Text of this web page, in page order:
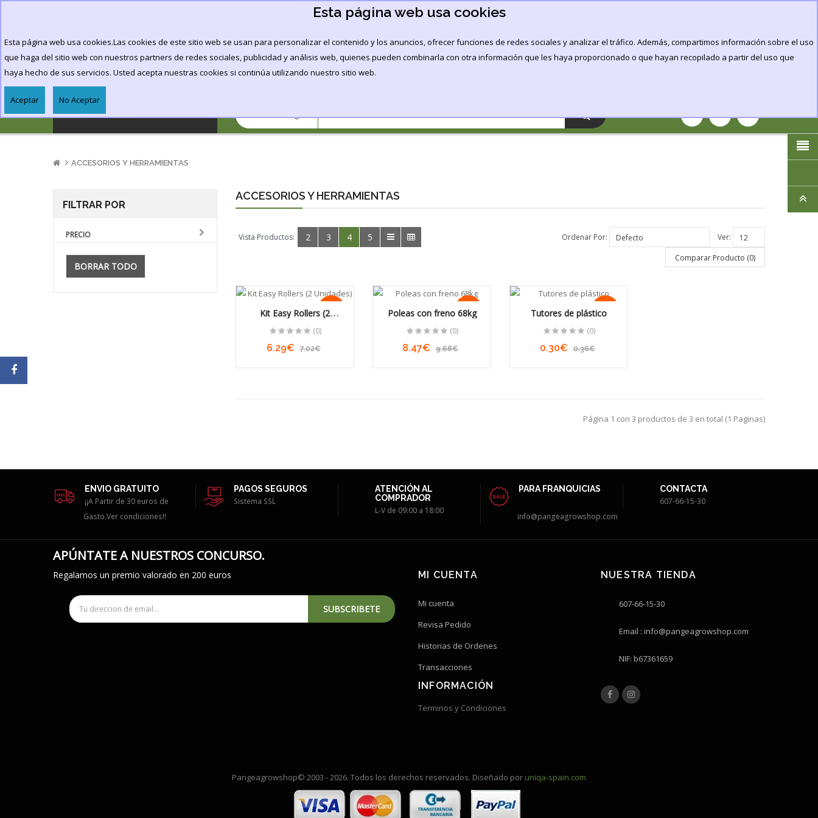
Esta página web usa cookies
Esta página web usa cookies.Las cookies de este sitio web se usan para personalizar el contenido y los anuncios, ofrecer funciones de redes sociales y analizar el tráfico. Además, compartimos información sobre el uso
que haga del sitio web con nuestros partners de redes sociales, publicidad y análisis web, quienes pueden combinarla con otra información que les haya proporcionado o que hayan recopilado a partir del uso que
haya hecho de sus servicios. Usted acepta nuestras cookies si continúa utilizando nuestro sitio web.
Aceptar No Aceptar
SEMILLAS FERTILIZANTES CULTIVO CBD PROMOCIONES
Llamanos:
607661530
CATEGORIAS
Articulo(s)
-
ACCESORIOS Y HERRAMIENTAS
FILTRAR POR
PRECIO
BORRAR TODO
ACCESORIOS Y HERRAMIENTAS
Vista Productos: 2 3 4 5 Ordenar Por:
Ver:
Comparar Producto (0)
-10%
Kit Easy Rollers (2
(0)
6.29€ 7.02€
-13%
Poleas con freno 68kg
(0)
8.47€ 9.68€
-17%
Tutores de plástico
(0)
0.30€ 0.36€
Página 1 con 3 productos de 3 en total (1 Paginas)
ENVIO GRATUITO
¡¡A Partir de 30 euros de
Gasto.Ver condiciones!!
PAGOS SEGUROS
Sistema SSL
ATENCIÓN AL
COMPRADOR
L-V de 09:00 a 18:00
PARA FRANQUICIAS
info@pangeagrowshop.com
CONTACTA
607-66-15-30
APÚNTATE A NUESTROS CONCURSO.
Regalamos un premio valorado en 200 euros
SUBSCRIBETE
MI CUENTA
Mi cuenta
Revisa Pedido
Historias de Ordenes
Transacciones
INFORMACIÓN
Terminos y Condiciones
NUESTRA TIENDA
607-66-15-30
Email : info@pangeagrowshop.com
NIF: b67361659
Pangeagrowshop© 2003 - 2026. Todos los derechos reservados. Diseñado por uniqa-spain.com